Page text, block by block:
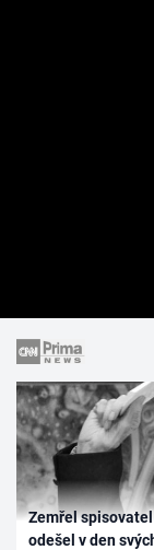
Zemřel
odešel v den